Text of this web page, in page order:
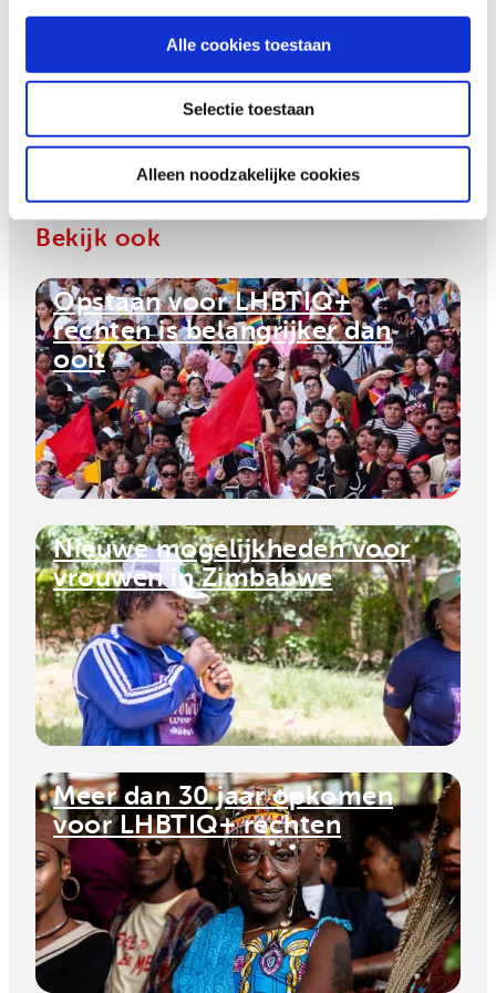
Alle cookies toestaan
Selectie toestaan
Alleen noodzakelijke cookies
De recente successen in de regio stemmen Brandon
hoopvol. “Beetje bij beetje verandert er iets hier.
Hopelijk dragen onze steun en trainingen bij aan
Bekijk ook
Opstaan voor LHBTIQ+
rechten is belangrijker dan
ooit
Nieuwe mogelijkheden voor
vrouwen in Zimbabwe
Meer dan 30 jaar opkomen
voor LHBTIQ+ rechten